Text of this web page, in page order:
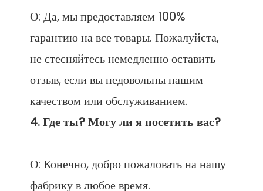
О: Да, мы предоставляем 100%
гарантию на все товары. Пожалуйста,
не стесняйтесь немедленно оставить
отзыв, если вы недовольны нашим
О: Конечно, добро пожаловать на нашу